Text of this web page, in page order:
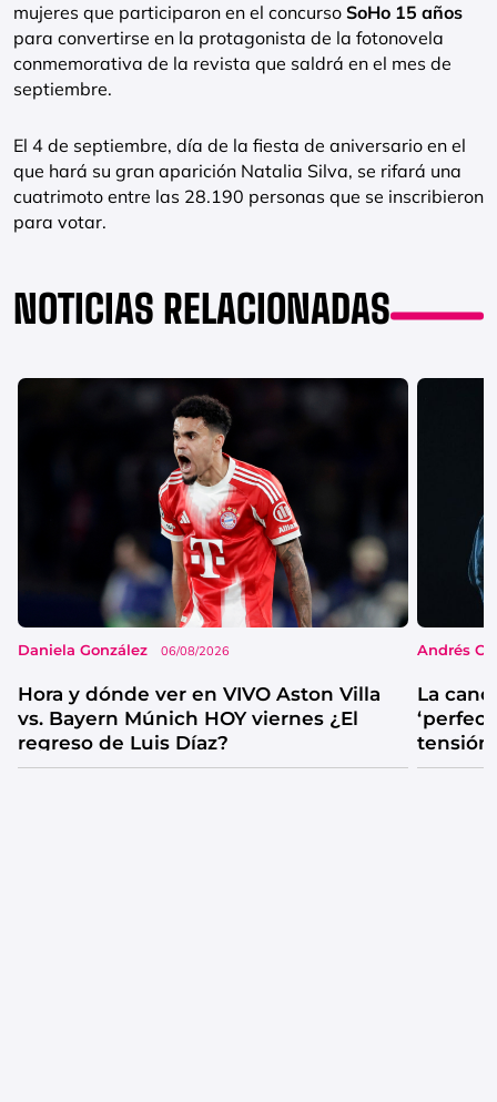
mujeres que participaron en el concurso SoHo 15 años
para convertirse en la protagonista de la fotonovela
conmemorativa de la revista que saldrá en el mes de
septiembre.
El 4 de septiembre, día de la fiesta de aniversario en el
que hará su gran aparición Natalia Silva, se rifará una
cuatrimoto entre las 28.190 personas que se inscribieron
para votar.
NOTICIAS RELACIONADAS
Daniela González 06/08/2026
Hora y dónde ver en VIVO Aston Villa
vs. Bayern Múnich HOY viernes ¿El
regreso de Luis Díaz?
Andrés
La
tensión
catarsis